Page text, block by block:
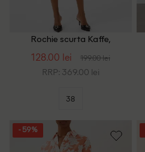
Rochie scurta Kaffe,
128.00 lei 199.00 lei
RRP: 369.00 lei
38
- 59%